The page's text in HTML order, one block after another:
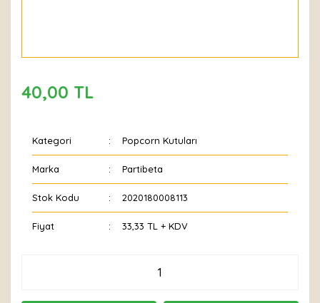
40,00 TL
Kategori Popcorn Kutuları
Marka Partibeta
Stok Kodu 2020180008113
Fiyat 33,33 TL + KDV